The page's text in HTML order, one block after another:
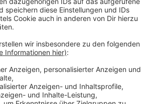
Die Stadt Düsseldorf führt
in den kommenden Nächten durch,
und Sicherheit der Verbindung
und Oberkassel zu garantieren.
Auswirkungen für Euch